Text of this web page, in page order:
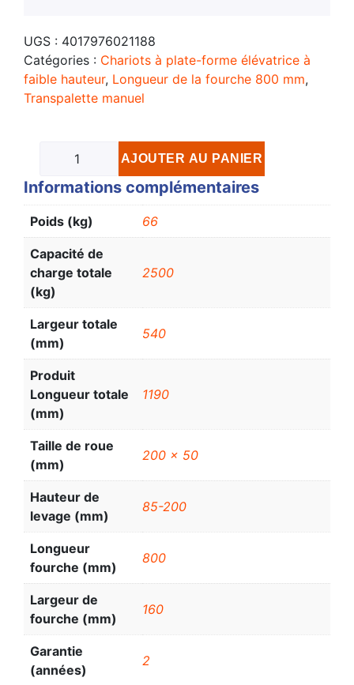
UGS : 4017976021188
Catégories : Chariots à plate-forme élévatrice à
faible hauteur, Longueur de la fourche 800 mm,
Transpalette manuel
AJOUTER AU PANIER
Informations complémentaires
Poids (kg) 66
Capacité de
charge totale
(kg)
2500
Largeur totale
(mm)
540
Produit
Longueur totale
(mm)
1190
Taille de roue
(mm)
200 x 50
Hauteur de
levage (mm)
85-200
Longueur
fourche (mm)
800
Largeur de
fourche (mm)
160
Garantie
(années)
2